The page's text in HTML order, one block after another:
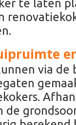
te laten
via
de